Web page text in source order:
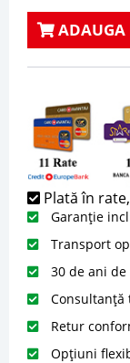
ADAUGA
Plată în
Garanție
Transport
30 de ani
Consultanță
Retur
Opțiuni